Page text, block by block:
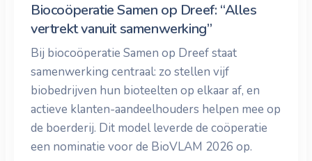
Biocoöperatie Samen op Dreef: “Alles
vertrekt vanuit samenwerking”
Bij biocoöperatie Samen op Dreef staat
samenwerking centraal: zo stellen vijf
biobedrijven hun bioteelten op elkaar af, en
actieve klanten-aandeelhouders helpen mee op
de boerderij. Dit model leverde de coöperatie
een nominatie voor de BioVLAM 2026 op.